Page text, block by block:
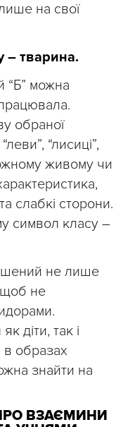
на свої
– тварина.
“Б” можна
обраної
“лисиці”,
живому чи
слабкі сторони.
символ класу –
не лише
щоб не
діти, так і
в образах
знайти на
ВЗАЄМИНИ